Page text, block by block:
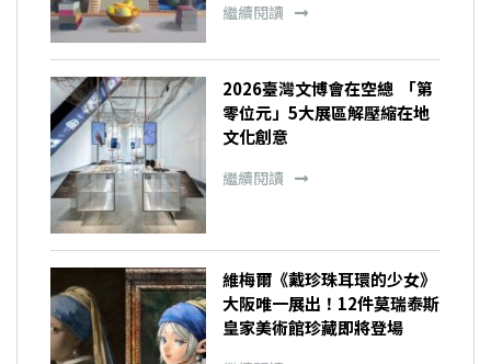
繼續閱讀
2026臺灣文博會在空總 「第
零位元」5大展區解壓縮在地
文化創意
繼續閱讀
維梅爾《戴珍珠耳環的少女》
大阪唯一展出！12件莫瑞泰斯
皇家美術館珍藏即將登場